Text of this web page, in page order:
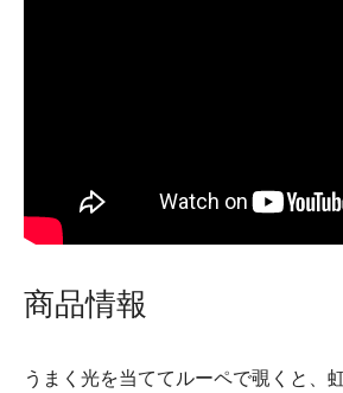
商品情報
うまく光を当ててルーペで覗くと、